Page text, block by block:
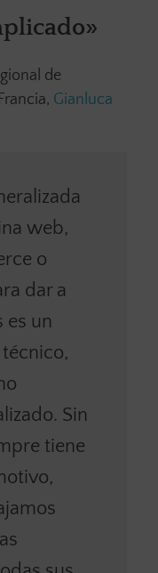
de
Gianluca
web,
o
dar a
es un
Sin
tiene